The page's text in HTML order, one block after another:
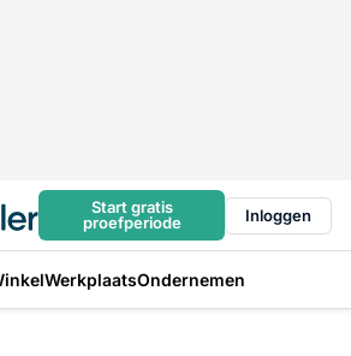
Start gratis
proefperiode
Inloggen
WerkplaatsOndernemen